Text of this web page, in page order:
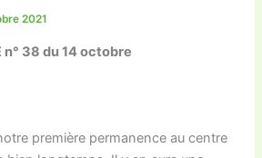
2021
n° 38 du 14 octobre
première permanence au centre